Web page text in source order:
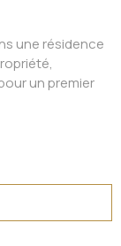
une résidence
un premier